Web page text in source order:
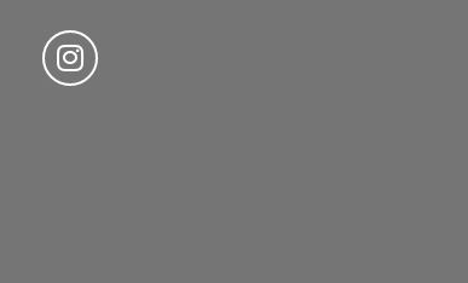
Folgen Sie uns auf Instragram